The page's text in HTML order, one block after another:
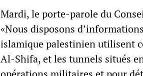
Mardi, le porte-parole du
«Nous disposons
islamique palestinien utilisent
Al-Shifa, et les tunnels situés